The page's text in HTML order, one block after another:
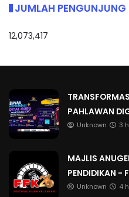
JUMLAH PENGUNJUNG
12,073,417
PAHLAWAN
Unknown 3
MAJLIS
PENDIDIKAN -
Unknown 4